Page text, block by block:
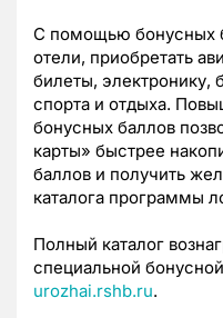
С помощью бонусных
отели, приобретать
билеты, электронику,
спорта и отдыха.
бонусных баллов
карты» быстрее
баллов и получить
каталога программы
Полный каталог
специальной
urozhai.rshb.ru.